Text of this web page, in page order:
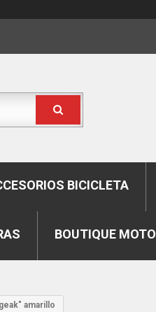
BICICLETA
BOUTIQUE MOTO
amarillo